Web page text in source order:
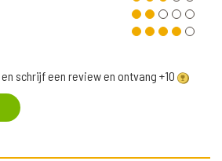
en schrijf een review en ontvang +10